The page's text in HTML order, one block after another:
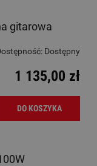
gitarowa
Dostępny
1 135,00 zł
DO KOSZYKA